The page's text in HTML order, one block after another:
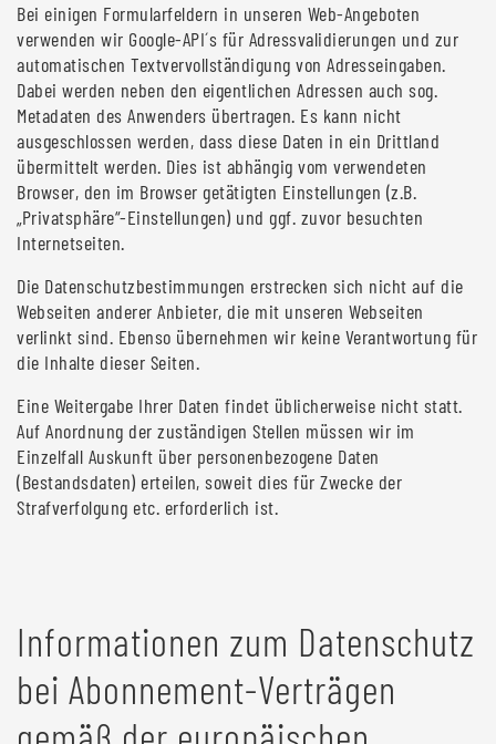
Bei einigen Formularfeldern in unseren Web-Angeboten
verwenden wir Google-API´s für Adressvalidierungen und zur
automatischen Textvervollständigung von Adresseingaben.
Dabei werden neben den eigentlichen Adressen auch sog.
Metadaten des Anwenders übertragen. Es kann nicht
ausgeschlossen werden, dass diese Daten in ein Drittland
übermittelt werden. Dies ist abhängig vom verwendeten
Browser, den im Browser getätigten Einstellungen (z.B.
„Privatsphäre“-Einstellungen) und ggf. zuvor besuchten
Internetseiten.
Die Datenschutzbestimmungen erstrecken sich nicht auf die
Webseiten anderer Anbieter, die mit unseren Webseiten
verlinkt sind. Ebenso übernehmen wir keine Verantwortung für
die Inhalte dieser Seiten.
Eine Weitergabe Ihrer Daten findet üblicherweise nicht statt.
Auf Anordnung der zuständigen Stellen müssen wir im
Einzelfall Auskunft über personenbezogene Daten
(Bestandsdaten) erteilen, soweit dies für Zwecke der
Strafverfolgung etc. erforderlich ist.
Informationen zum Datenschutz
bei Abonnement-Verträgen